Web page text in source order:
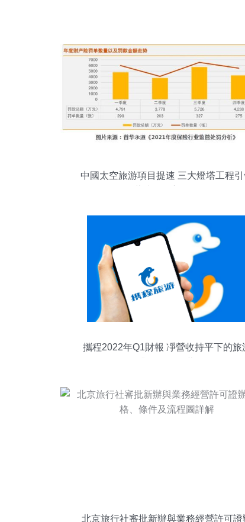
中國太空旅游項目提速 三大燈塔工程
攜程2022年Q1財報 凈營收持平下的旅
北京旅行社審批新辦與業務經營許可證